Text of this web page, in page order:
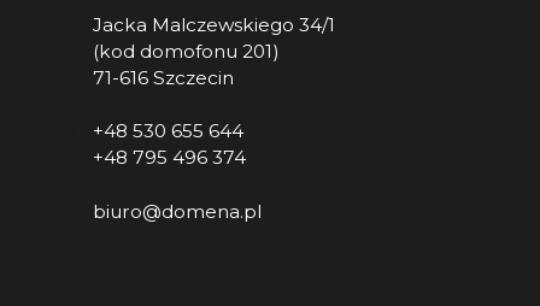
Jacka Malczewskiego 34/1
(kod domofonu 201)
71-616 Szczecin
+48 530 655 644
+48 795 496 374
biuro@domena.pl